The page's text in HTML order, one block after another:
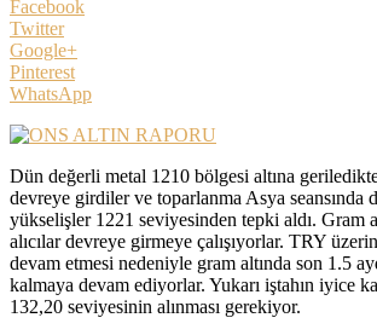
Facebook
Twitter
Google+
Pinterest
WhatsApp
Dün değerli metal 1210 bölgesi altına
devreye girdiler ve toparlanma Asya seansında
yükselişler 1221 seviyesinden tepki aldı. Gram
alıcılar devreye girmeye çalışıyorlar. TRY
devam etmesi nedeniyle gram altında son 1.5
kalmaya devam ediyorlar. Yukarı iştahın iyice
132,20 seviyesinin alınması gerekiyor.